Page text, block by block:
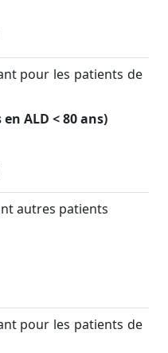
pour les patients de
ALD < 80 ans)
autres patients
pour les patients de